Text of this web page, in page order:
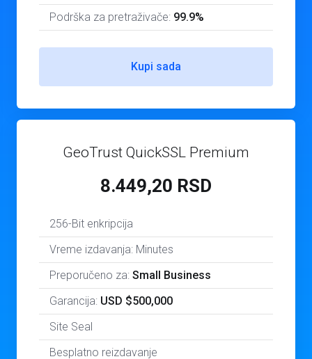
Podrška za pretraživače: 99.9%
Kupi sada
GeoTrust QuickSSL Premium
8.449,20 RSD
256-Bit enkripcija
Vreme izdavanja: Minutes
Preporučeno za: Small Business
Garancija: USD $500,000
Site Seal
Besplatno reizdavanje